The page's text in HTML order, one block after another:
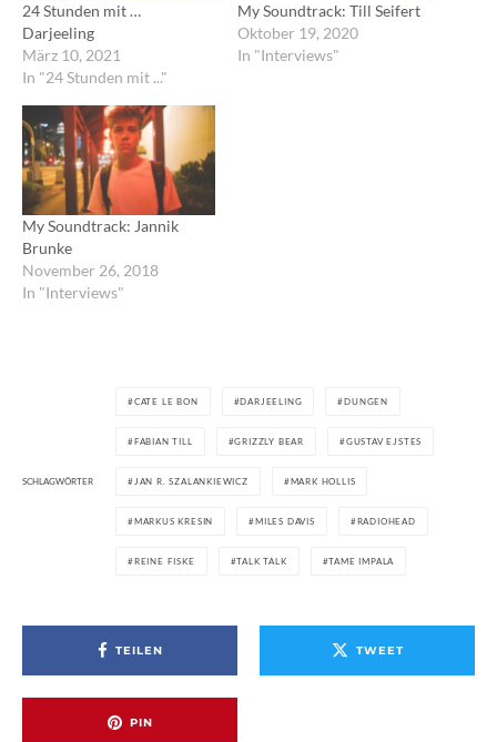
24 Stunden mit …
Darjeeling
März 10, 2021
In "24 Stunden mit ..."
My Soundtrack: Till Seifert
Oktober 19, 2020
In "Interviews"
My Soundtrack: Jannik
Brunke
November 26, 2018
In "Interviews"
SCHLAGWÖRTER
CATE LE BON DARJEELING DUNGEN
FABIAN TILL GRIZZLY BEAR GUSTAV EJSTES
JAN R. SZALANKIEWICZ MARK HOLLIS
MARKUS KRESIN MILES DAVIS RADIOHEAD
REINE FISKE TALK TALK TAME IMPALA
TEILEN TWEET
PIN